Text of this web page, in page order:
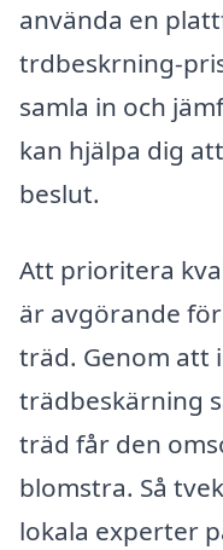
använda en
trdbeskrning-
samla in och
kan hjälpa dig
beslut.
Att prioritera
är avgörande
träd. Genom att
trädbeskärning
träd får den
blomstra. Så
lokala experter